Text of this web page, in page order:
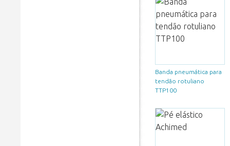
Banda pneumática para
tendão rotuliano
TTP100